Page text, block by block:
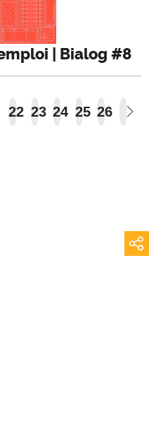
| Bialog #8
22 23 24 25 26